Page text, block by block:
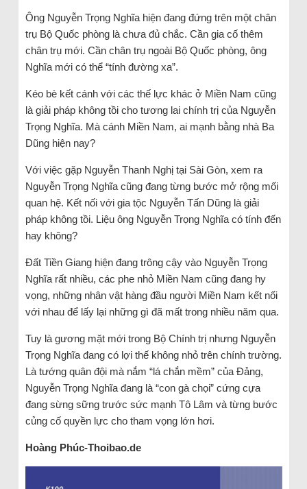
Ông Nguyễn Trọng Nghĩa hiện đang đứng trên một chân
trụ Bộ Quốc phòng là chưa đủ chắc. Cần gia cố thêm
chân trụ mới. Cần chân trụ ngoài Bộ Quốc phòng, ông
Nghĩa mới có thể “tính đường xa”.
Kéo bè kết cánh với các thế lực khác ở Miền Nam cũng
là giải pháp không tồi cho tương lai chính trị của Nguyễn
Trọng Nghĩa. Mà cánh Miền Nam, ai mạnh bằng nhà Ba
Dũng hiện nay?
Với việc gặp Nguyễn Thanh Nghị tại Sài Gòn, xem ra
Nguyễn Trọng Nghĩa cũng đang từng bước mở rộng mối
quan hệ. Kết nối với gia tộc Nguyễn Tấn Dũng là giải
pháp không tồi. Liệu ông Nguyễn Trọng Nghĩa có tính đến
hay không?
Đất Tiền Giang hiện đang trông cậy vào Nguyễn Trọng
Nghĩa rất nhiều, các phe nhỏ Miền Nam cũng đang hy
vọng, những nhân vật hàng đầu người Miền Nam kết nối
với nhau để lấy lại những gì đã mất trong nhiều năm qua.
Tuy là gương mặt mới trong Bộ Chính trị nhưng Nguyễn
Trọng Nghĩa đang có lợi thế không nhỏ trên chính trường.
Là tướng quân đội mà nắm “lá chắn mềm” của Đảng,
Nguyễn Trọng Nghĩa đang là “con gà chọi” cứng cựa
đang sừng sững trước sức mạnh Tô Lâm và từng bước
củng cố quyền lực cho tham vọng lớn hơi.
Hoàng Phúc-Thoibao.de